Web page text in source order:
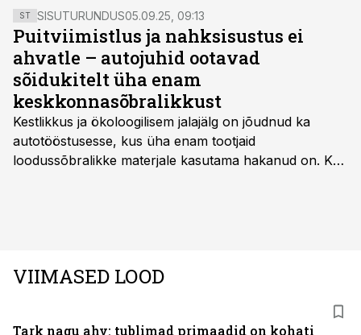
poole väiksema massiga, kui oleks loogiline. Kui on
leitud uus tüüp ultra­kompaktseid tähti, pööratakse
mitu füüsikaseadust pea peale.
ST SISUTURUNDUS05.09.25, 09:13
Puitviimistlus ja nahksisustus ei
ahvatle – autojuhid ootavad
sõidukitelt üha enam
keskkonnasõbralikkust
Kestlikkus ja ökoloogilisem jalajälg on jõudnud ka
autotööstusesse, kus üha enam tootjaid
loodussõbralikke materjale kasutama hakanud on. Kui
VIIMASED LOOD
Tark nagu ahv: tublimad primaadid on kohati